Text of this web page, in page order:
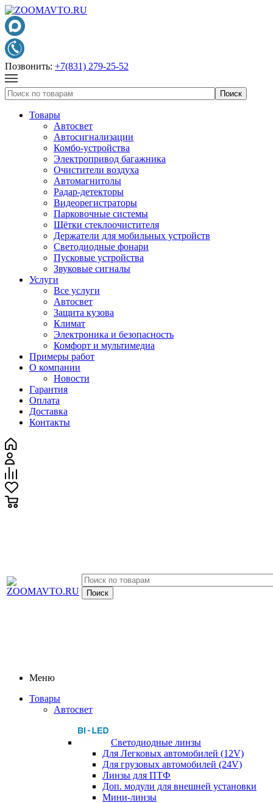
Позвонить: +7(831) 279-25-52
Товары
Автосвет
Автосигнализации
Комбо-устройства
Электропривод багажника
Очистители воздуха
Автомагнитолы
Радар-детекторы
Видеорегистраторы
Парковочные системы
Щётки стеклоочистителя
Держатели для мобильных устройств
Светодиодные фонари
Пусковые устройства
Звуковые сигналы
Услуги
Все услуги
Автосвет
Защита кузова
Климат
Электроника и безопасность
Комфорт и мультимедиа
Примеры работ
О компании
Новости
Гарантия
Оплата
Доставка
Контакты
Меню
Товары
Автосвет
Светодиодные линзы
Для Легковых автомобилей (12V)
Для грузовых автомобилей (24V)
Линзы для ПТФ
Доп. модули для внешней установки
Мини-линзы